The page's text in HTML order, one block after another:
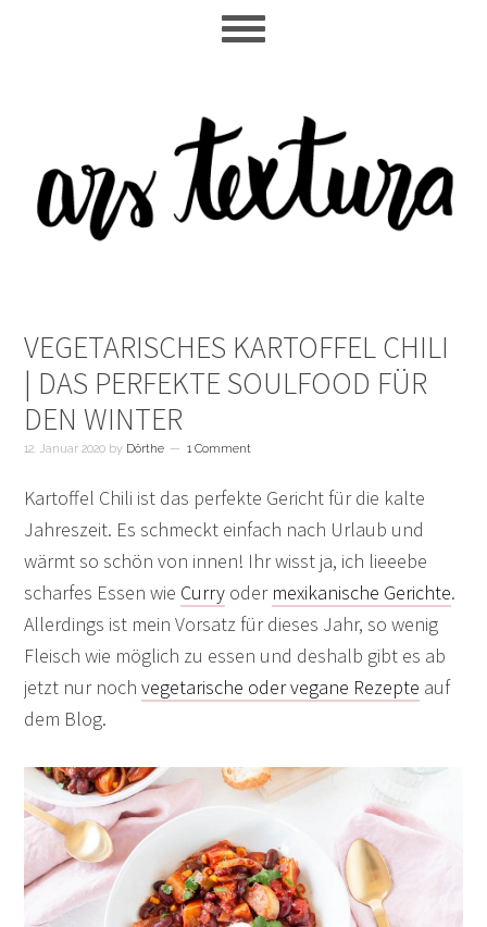
VEGETARISCHES KARTOFFEL CHILI
| DAS PERFEKTE SOULFOOD FÜR
DEN WINTER
12. Januar 2020 by Dörthe 1 Comment
Kartoffel Chili ist das perfekte Gericht für die kalte
Jahreszeit. Es schmeckt einfach nach Urlaub und
wärmt so schön von innen! Ihr wisst ja, ich lieeebe
scharfes Essen wie Curry oder mexikanische Gerichte.
Allerdings ist mein Vorsatz für dieses Jahr, so wenig
Fleisch wie möglich zu essen und deshalb gibt es ab
jetzt nur nochvegetarische oder vegane Rezepte auf
dem Blog.